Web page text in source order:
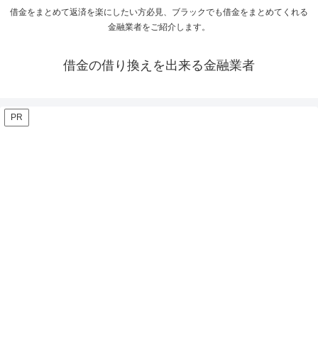
借金をまとめて返済を楽にしたい方必見、ブラックでも借金をまとめてくれる
金融業者をご紹介します。
借金の借り換えを出来る金融業者
PR